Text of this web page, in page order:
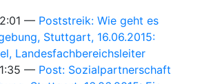
Poststreik: Wie geht es
Stuttgart, 16.06.2015:
Landesfachbereichsleiter
Post: Sozialpartnerschaft